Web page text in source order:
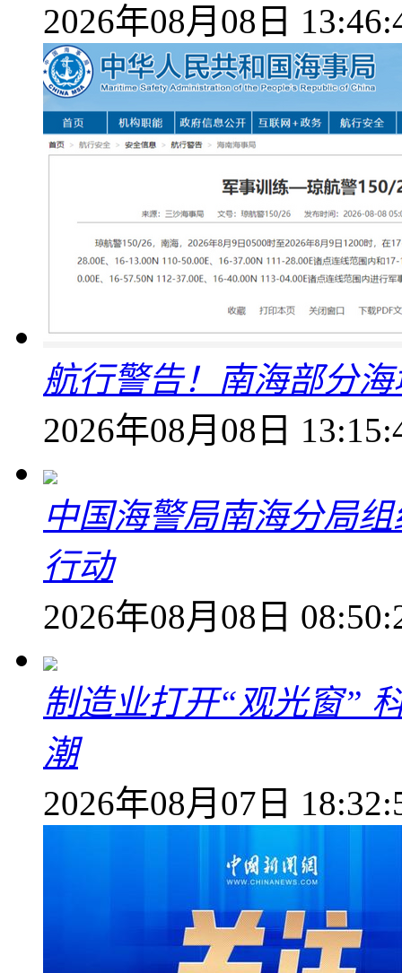
2026年08月08日
航行警告！南海部分
2026年08月08日
中国海警局南海分局
行动
2026年08月08日
制造业打开“观光窗”
潮
2026年08月07日